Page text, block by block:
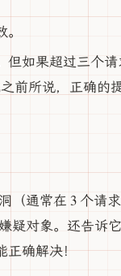
如果超过三个
前所说，正确的
（通常在 3 个请
疑对象。还告诉
正确解决！